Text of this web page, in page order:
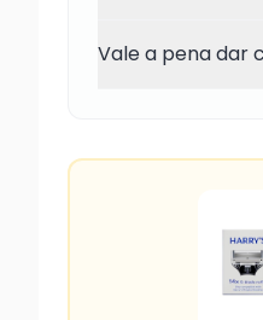
Vale a pena dar